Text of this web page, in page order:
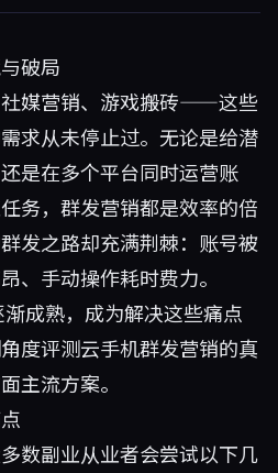
破局
媒营销、游戏搬砖——这些
求从未停止过。无论是给潜
是在多个平台同时运营账
务，群发营销都是效率的倍
发之路却充满荆棘：账号被
、手动操作耗时费力。
成熟，成为解决这些痛点
度评测云手机群发营销的真
主流方案。
数副业从业者会尝试以下几